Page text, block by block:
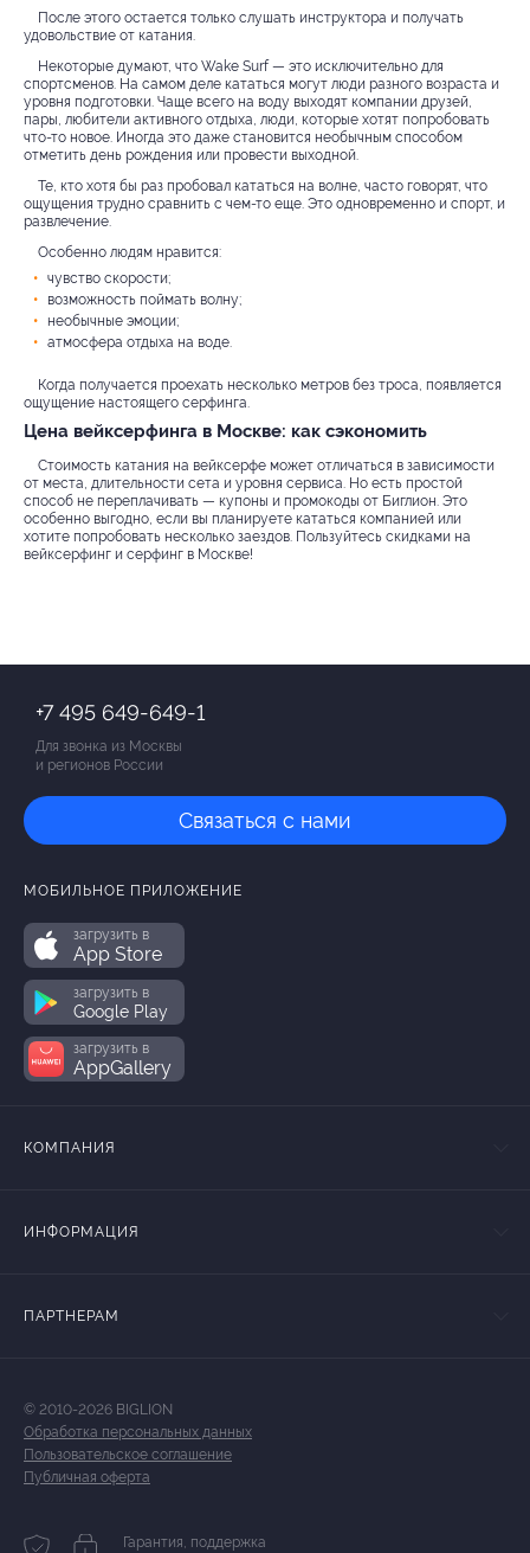
После этого остается только слушать инструктора и получать
удовольствие от катания.
Некоторые думают, что Wake Surf — это исключительно для
спортсменов. На самом деле кататься могут люди разного возраста и
уровня подготовки. Чаще всего на воду выходят компании друзей,
пары, любители активного отдыха, люди, которые хотят попробовать
что-то новое. Иногда это даже становится необычным способом
отметить день рождения или провести выходной.
Те, кто хотя бы раз пробовал кататься на волне, часто говорят, что
ощущения трудно сравнить с чем-то еще. Это одновременно и спорт, и
развлечение.
Особенно людям нравится:
чувство скорости;
возможность поймать волну;
необычные эмоции;
атмосфера отдыха на воде.
Когда получается проехать несколько метров без троса, появляется
ощущение настоящего серфинга.
Цена вейксерфинга в Москве: как сэкономить
Стоимость катания на вейксерфе может отличаться в зависимости
от места, длительности сета и уровня сервиса. Но есть простой
способ не переплачивать — купоны и промокоды от Биглион. Это
особенно выгодно, если вы планируете кататься компанией или
хотите попробовать несколько заездов. Пользуйтесь скидками на
вейксерфинг и серфинг в Москве!
+7 495 649-649-1
Для звонка из Москвы
и регионов России
Связаться с нами
МОБИЛЬНОЕ ПРИЛОЖЕНИЕ
загрузить в
App Store
загрузить в
Google Play
загрузить в
AppGallery
КОМПАНИЯ
ИНФОРМАЦИЯ
ПАРТНЕРАМ
© 2010-2026 BIGLION
Обработка персональных данных
Пользовательское соглашение
Публичная оферта
Гарантия, поддержка